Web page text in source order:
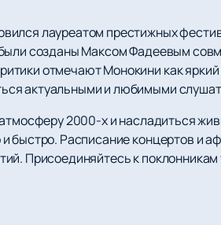
лауреатом престижных
созданы Максом Фадеевым
отмечают Монокини как
актуальными и любимыми
2000-х и насладиться
быстро. Расписание концертов и
Присоединяйтесь к